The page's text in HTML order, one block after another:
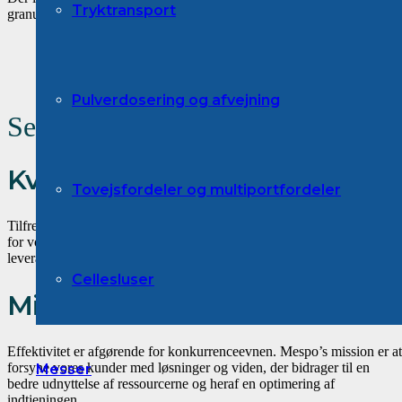
Tryktransport
Pulverdosering og afvejning
Tovejsfordeler og multiportfordeler
Cellesluser
Messer
granulater i processen.
Se for vores
Kvalitet og pålidelighed
Tilfredsheden hos vores kunder er altafgørende, og sikrer fremtiden
for vores virke. Udvælgelsen af komponenter i den rigtige kvalitet,
leverandører og løsninger er grundlaget for dette.
Mission
Effektivitet er afgørende for konkurrenceevnen. Mespo’s mission er at
forsyne vores kunder med løsninger og viden, der bidrager til en
bedre udnyttelse af ressourcerne og heraf en optimering af